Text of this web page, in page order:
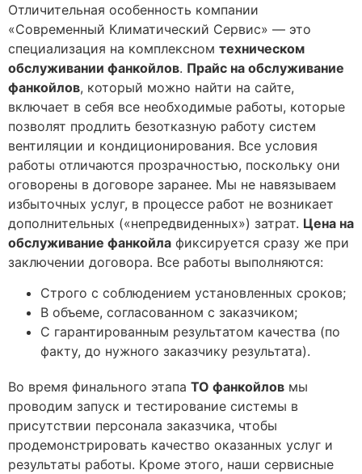
Отличительная особенность компании
«Современный Климатический Сервис» — это
специализация на комплексном техническом
обслуживании фанкойлов. Прайс на обслуживание
фанкойлов, который можно найти на сайте,
включает в себя все необходимые работы, которые
позволят продлить безотказную работу систем
вентиляции и кондиционирования. Все условия
работы отличаются прозрачностью, поскольку они
оговорены в договоре заранее. Мы не навязываем
избыточных услуг, в процессе работ не возникает
дополнительных («непредвиденных») затрат. Цена на
обслуживание фанкойла фиксируется сразу же при
заключении договора. Все работы выполняются:
Строго с соблюдением установленных сроков;
В объеме, согласованном с заказчиком;
С гарантированным результатом качества (по
факту, до нужного заказчику результата).
Во время финального этапа ТО фанкойлов мы
проводим запуск и тестирование системы в
присутствии персонала заказчика, чтобы
продемонстрировать качество оказанных услуг и
результаты работы. Кроме этого, наши сервисные